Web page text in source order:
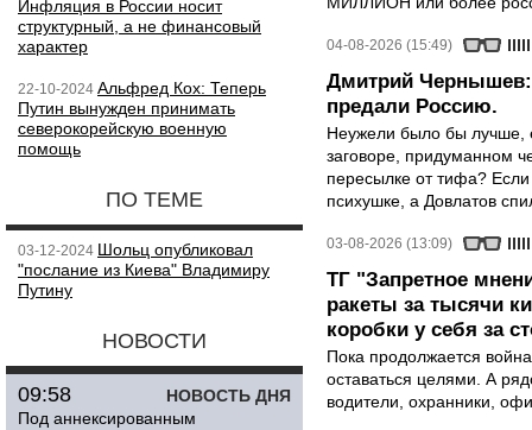
Инфляция в России носит
структурный, а не финансовый
характер
22-10-2024 Альфред Кох: Теперь
Путин вынужден принимать
северокорейскую военную
помощь
ПО ТЕМЕ
03-12-2024 Шольц опубликовал
"послание из Киева" Владимиру
Путину
НОВОСТИ
НОВОСТЬ ДНЯ
09:58
Под аннексированным
04-08-2026 (15:49)
Дмитрий Чернышев:
предали Россию.
Неужели было бы лучше,
заговоре, придуманном
пересылке от тифа?
психушке, а Довлатов
03-08-2026 (13:09)
ТГ "Запретное
ракеты за тысячи
коробки у себя за
Пока продолжается
оставаться целями. А
водители, охранники,